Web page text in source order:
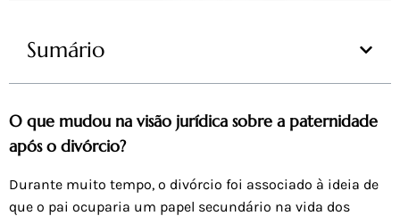
Sumário
O que mudou na visão jurídica sobre a paternidade
após o divórcio?
Durante muito tempo, o divórcio foi associado à ideia de
que o pai ocuparia um papel secundário na vida dos